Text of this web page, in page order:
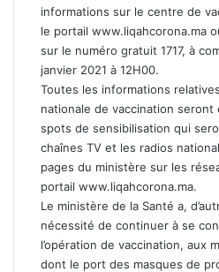
informations sur le centre de
le portail www.liqahcorona.ma
sur le numéro gratuit 1717, à
janvier 2021 à 12H00.
Toutes les informations
nationale de vaccination seront
spots de sensibilisation qui
chaînes TV et les radios
pages du ministère sur les
portail www.liqahcorona.ma.
Le ministère de la Santé a,
nécessité de continuer à se
l’opération de vaccination, aux
dont le port des masques de